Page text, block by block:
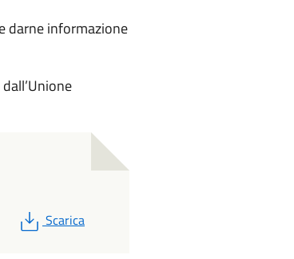
darne informazione
PDF
Scarica